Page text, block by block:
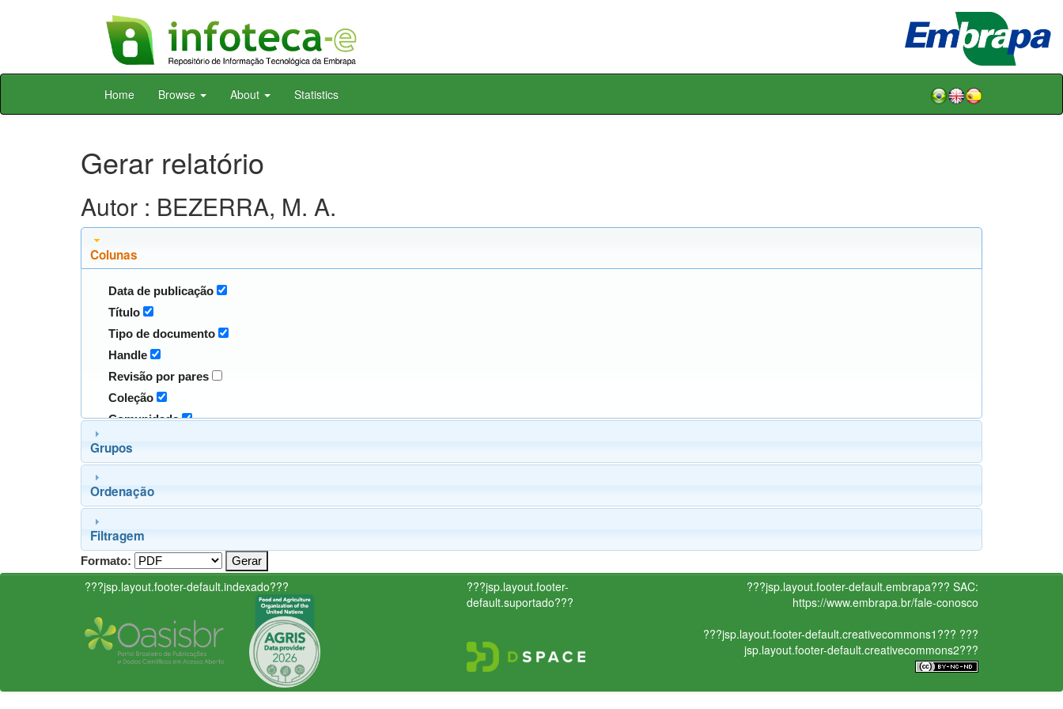
Skip
Home Browse About Statistics
Gerar relatório
Autor : BEZERRA, M. A.
Colunas
Data de publicação
Título
Tipo de documento
Handle
Revisão por pares
Coleção
Comunidade
Grupos
Ordenação
Filtragem
Formato:
???jsp.layout.footer-default.indexado???
???jsp.layout.footer-
default.suportado???
???jsp.layout.footer-default.embrapa??? SAC:
https://www.embrapa.br/fale-conosco
???jsp.layout.footer-default.creativecommons1??? ???
jsp.layout.footer-default.creativecommons2???